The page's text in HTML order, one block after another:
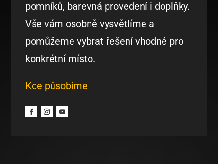
pomníků, barevná provedení i doplňky.
Vše vám osobně vysvětlíme a
pomůžeme vybrat řešení vhodné pro
konkrétní místo.
Kde působíme